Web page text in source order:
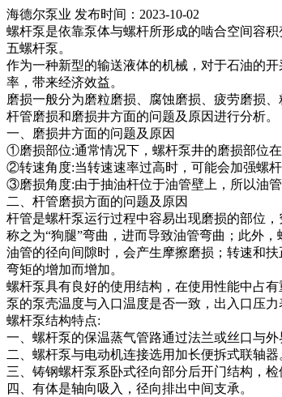
海德尔泵业 发布时间：2023-10-02
螺杆泵是依靠泵体与螺杆所形成的啮合空间容
五螺杆泵。
作为一种新型的输送液体的机械，对于石油的
率，带来经济效益。
磨损一般分为磨粒磨损、腐蚀磨损、疲劳磨损
杆管磨损和磨损井方面的问题及原因进行分析。
一、磨损井方面的问题及原因
①磨损部位:通常情况下，螺杆泵井的磨损部位
②转速角度:当转速速率过高时，可能会加强螺杆
③磨损角度:由于抽油杆位于油管壁上，所以油
二、杆管磨损方面的问题及原因
杆管是螺杆泵运行过程中容易出现磨损的部位
称之为“狗腿”弯曲，进而导致油管弯曲；此外
油管的径向间隙时，会产生摩擦磨损；转速和
弯矩的增加而增加。
螺杆泵具有良好的使用结构，在使用性能中占
泵的泵壳温度与入口温度是否一致，出入口压力
螺杆泵结构特点:
一、螺杆泵的保温蒸气管路通过法兰或丝口与外
二、螺杆泵与电动机连接选用加长便拆式联轴器
三、铸钢螺杆泵系卧式径向部分后开门结构，检
四、有体是轴向吸入，径向排出中间支承。